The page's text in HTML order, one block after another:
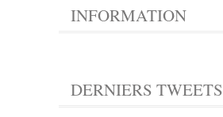
INFORMATION
DERNIERS TWEETS